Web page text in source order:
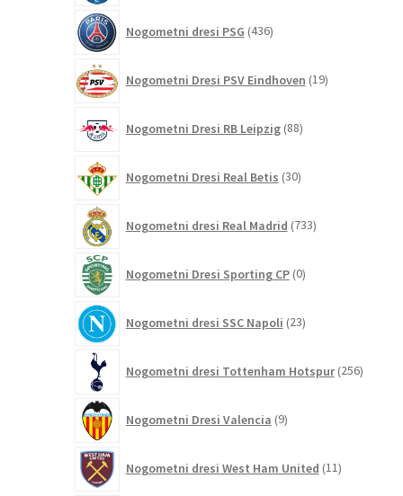
Nogometni dresi PSG 436izdelkov
Nogometni Dresi PSV Eindhoven 19izdelkov
Nogometni Dresi RB Leipzig 88izdelkov
Nogometni Dresi Real Betis 30izdelkov
Nogometni dresi Real Madrid 733izdelkov
Nogometni Dresi Sporting CP 0izdelkov
Nogometni dresi SSC Napoli 23izdelkov
Nogometni dresi Tottenham Hotspur 256
Nogometni Dresi Valencia 9izdelkov
Nogometni dresi West Ham United 11izdelkov